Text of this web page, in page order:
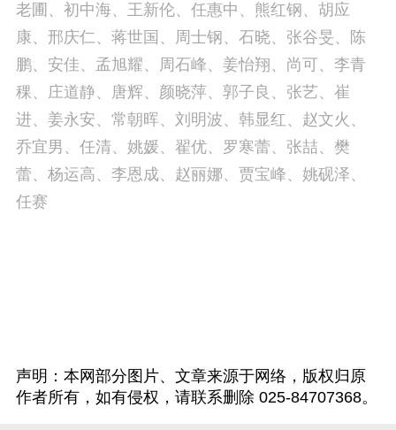
老圃、初中海、王新伦、任惠中、熊红钢、胡应
康、邢庆仁、蒋世国、周士钢、石晓、张谷旻、陈
鹏、安佳、孟旭耀、周石峰、姜怡翔、尚可、李青
稞、庄道静、唐辉、颜晓萍、郭子良、张艺、崔
进、姜永安、常朝晖、刘明波、韩显红、赵文火、
乔宜男、任清、姚媛、翟优、罗寒蕾、张喆、樊
蕾、杨运高、李恩成、赵丽娜、贾宝峰、姚砚泽、
任赛
声明：本网部分图片、文章来源于网络，版权归原
作者所有，如有侵权，请联系删除 025-84707368。